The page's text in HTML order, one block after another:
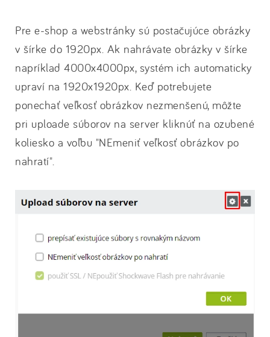
Pre e-shop a webstránky sú postačujúce obrázky
v šírke do 1920px. Ak nahrávate obrázky v šírke
napríklad 4000x4000px, systém ich automaticky
upraví na 1920x1920px. Keď potrebujete
ponechať veľkosť obrázkov nezmenšenú, môžte
pri uploade súborov na server kliknúť na ozubené
koliesko a voľbu "NEmeniť veľkosť obrázkov po
nahratí".